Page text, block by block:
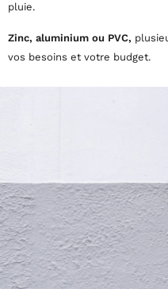
pluie.
Zinc, aluminium ou PVC,
vos besoins et votre budget.